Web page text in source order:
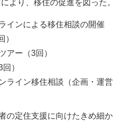
より、移住の促進を図った。
インによる移住相談の開催
）
アー（3回）
）
ライン移住相談（企画・運営
の定住支援に向けたきめ細か